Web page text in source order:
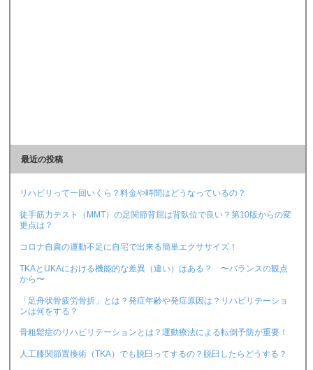
最近の投稿
リハビリって一回いくら？料金や時間はどうなっているの？
徒手筋力テスト（MMT）の足関節背屈は背臥位で良い？第10版からの変
更点は？
コロナ自粛の運動不足に自宅で出来る簡単エクササイズ！
TKAとUKAにおける機能的な差異（違い）はある？ 〜バランスの観点
から〜
「足舟状骨疲労骨折」とは？発症年齢や発症原因は？リハビリテーショ
ンは何をする？
骨粗鬆症のリハビリテーションとは？運動療法による転倒予防が重要！
人工膝関節置換術（TKA）でも脱臼ってするの？脱臼したらどうする？